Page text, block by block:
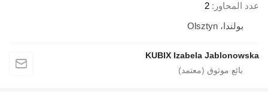
عدد المحاور
2
بولندا، Olsztyn
KUBIX Izabela Jablonowska